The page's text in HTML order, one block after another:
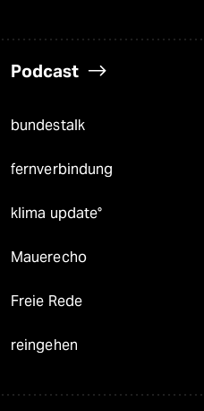
Podcast
bundestalk
fernverbindung
klima update°
Mauerecho
Freie Rede
reingehen